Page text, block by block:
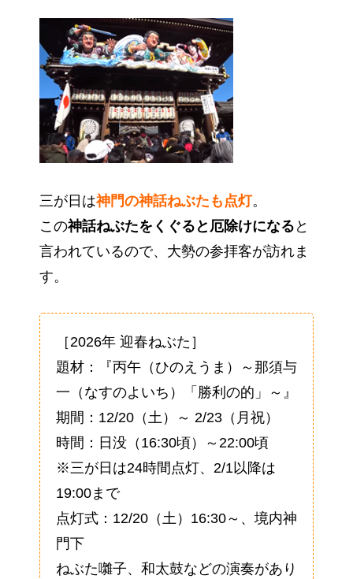
三が日は神門の神話ねぶたも点灯。
この神話ねぶたをくぐると厄除けになる と
言われているので、大勢の参拝客が訪れま
す。
［2026年 迎春ねぶた］
題材：『丙午（ひのえうま）～那須与
一（なすのよいち）「勝利の的」～』
期間：12/20（土）～ 2/23（月祝）
時間：日没（16:30頃）～22:00頃
※三が日は24時間点灯、2/1以降は
19:00まで
点灯式：12/20（土）16:30～、境内神
門下
ねぶた囃子、和太鼓などの演奏があり